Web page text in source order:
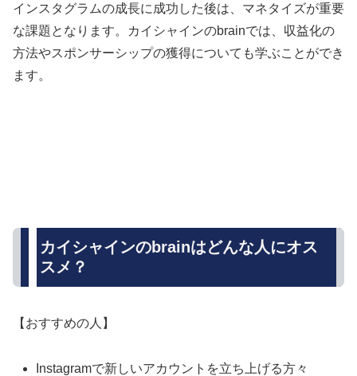
インスタグラムの成長に成功した後は、マネタイズが重要
な課題となります。カイシャインのbrainでは、収益化の
方法やスポンサーシップの獲得についても学ぶことができ
ます。
カイシャインのbrainはどんな人にオス
スメ？
【おすすめの人】
Instagramで新しいアカウントを立ち上げる方々